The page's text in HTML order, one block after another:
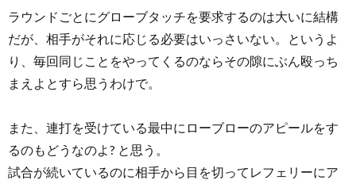
ラウンドごとにグローブタッチを要求するのは大いに結構
だが、相手がそれに応じる必要はいっさいない。というよ
り、毎回同じことをやってくるのならその隙にぶん殴っち
まえよとすら思うわけで。
また、連打を受けている最中にローブローのアピールをす
るのもどうなのよ? と思う。
試合が続いているのに相手から目を切ってレフェリーにア